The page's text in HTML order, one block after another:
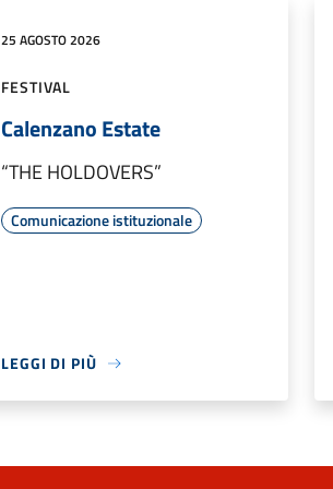
25 AGOSTO 2026
FESTIVAL
Calenzano Estate
“THE HOLDOVERS”
Comunicazione istituzionale
LEGGI DI PIÙ